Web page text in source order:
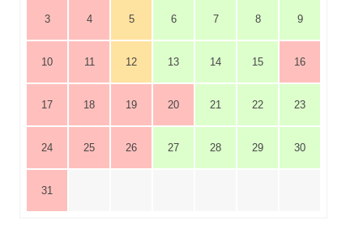
3 4 5 6 7 8 9
10 11 12 13 14 15 16
17 18 19 20 21 22 23
24 25 26 27 28 29 30
31